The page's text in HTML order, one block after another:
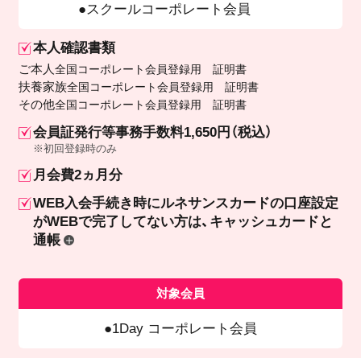
スクールコーポレート会員
本人確認書類
ご本人全国コーポレート会員登録用 証明書
扶養家族全国コーポレート会員登録用 証明書
その他全国コーポレート会員登録用 証明書
会員証発行等事務手数料1,650円（税込）
※初回登録時のみ
月会費2ヵ月分
WEB入会手続き時にルネサンスカードの口座設定
がWEBで完了してない方は、キャッシュカードと
通帳
対象会員
1Day コーポレート会員